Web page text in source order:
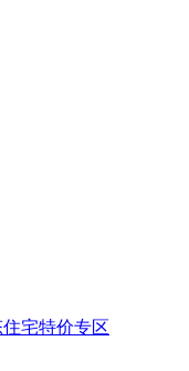
宅特价专区